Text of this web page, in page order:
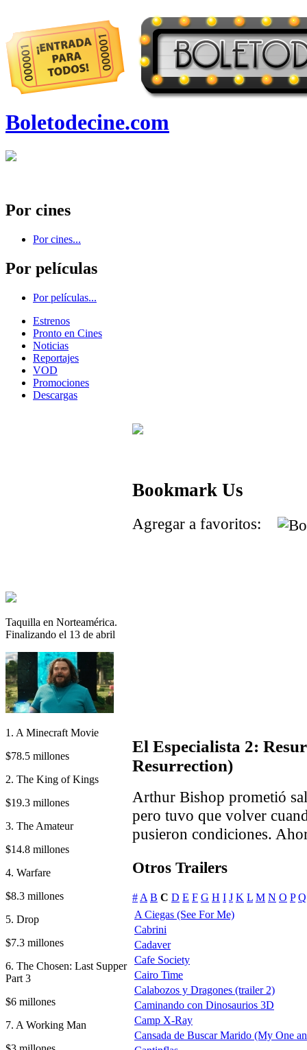
Boletodecine.com
Por cines
Por cines...
Por películas
Por películas...
Estrenos
Pronto en Cines
Noticias
Reportajes
VOD
Promociones
Descargas
Taquilla en Norteamérica.
Finalizando el 13 de abril
1. A Minecraft Movie
$78.5 millones
2. The King of Kings
$19.3 millones
3. The Amateur
$14.8 millones
4. Warfare
$8.3 millones
5. Drop
$7.3 millones
6. The Chosen: Last Supper
Part 3
$6 millones
7. A Working Man
Bookmark Us
Agregar a favoritos:
El Especialista 2:
Resurrection)
Arthur Bishop prometió
pero tuvo que volver
pusieron condiciones.
Otros Trailers
# A B C D E F G H I J K L M N O P Q
A Ciegas (See For Me)
Cabrini
Cadaver
Cafe Society
Cairo Time
Calabozos y Dragones (trailer 2)
Caminando con Dinosaurios 3D
Camp X-Ray
Cansada de Buscar Marido (My One